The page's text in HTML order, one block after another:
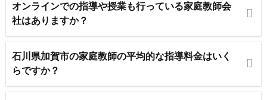
オンラインでの指導や授業も行っている家庭教師会
社はありますか？
石川県加賀市の家庭教師の平均的な指導料金はいく
らですか？